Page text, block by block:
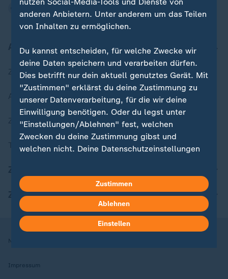
Aktuell bei ZDFheute
Zuletzt veröffentlicht
Aktuelle Sendungs-Videos
ZDFheute Stories
Themen im Überblick
ZDFheute Apps
Nutzungsbedingungen
Impressum
anderen Anbietern. Unter anderem um das Teilen
von Inhalten zu ermöglichen.
Du kannst entscheiden, für welche Zwecke wir
deine Daten speichern und verarbeiten dürfen.
Dies betrifft nur dein aktuell genutztes Gerät. Mit
"Zustimmen" erklärst du deine Zustimmung zu
unserer Datenverarbeitung, für die wir deine
Einwilligung benötigen. Oder du legst unter
"Einstellungen/Ablehnen" fest, welchen
Zwecken du deine Zustimmung gibst und
welchen nicht. Deine Datenschutzeinstellungen
Hier findest du das Impressum.
Weitere Informationen findest du in unserer
Datenschutzerklärung.
Zustimmen
Ablehnen
Einstellen